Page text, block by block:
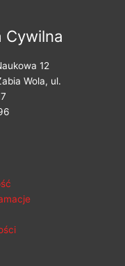
Cywilna
12
Wola, ul.